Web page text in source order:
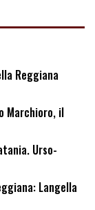
Reggiana
Marchioro, il
Urso-
Langella